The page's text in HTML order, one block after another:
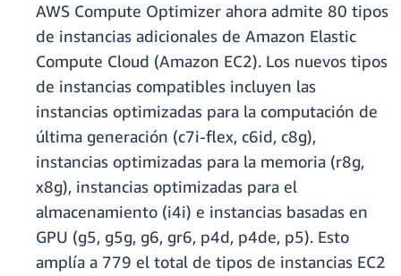
AWS Compute Optimizer ahora admite 80 tipos
de instancias adicionales de Amazon Elastic
Compute Cloud (Amazon EC2). Los nuevos tipos
de instancias compatibles incluyen las
instancias optimizadas para la computación de
última generación (c7i-flex, c6id, c8g),
instancias optimizadas para la memoria (r8g,
x8g), instancias optimizadas para el
almacenamiento (i4i) e instancias basadas en
GPU (g5, g5g, g6, gr6, p4d, p4de, p5). Esto
amplía a 779 el total de tipos de instancias EC2